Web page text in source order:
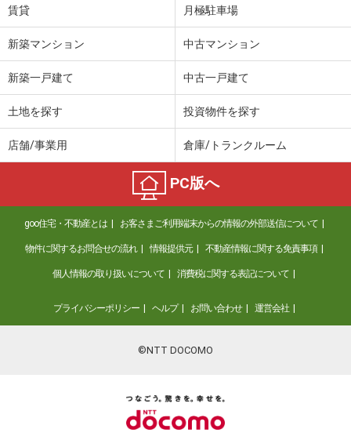
賃貸 月極駐車場
新築マンション 中古マンション
新築一戸建て 中古一戸建て
土地を探す 投資物件を探す
店舗/事業用 倉庫/トランクルーム
PC版へ
goo住宅・不動産とは お客さまご利用端末からの情報の外部送信について
物件に関するお問合せの流れ 情報提供元 不動産情報に関する免責事項
個人情報の取り扱いについて 消費税に関する表記について
プライバシーポリシー ヘルプ お問い合わせ 運営会社
©NTT DOCOMO